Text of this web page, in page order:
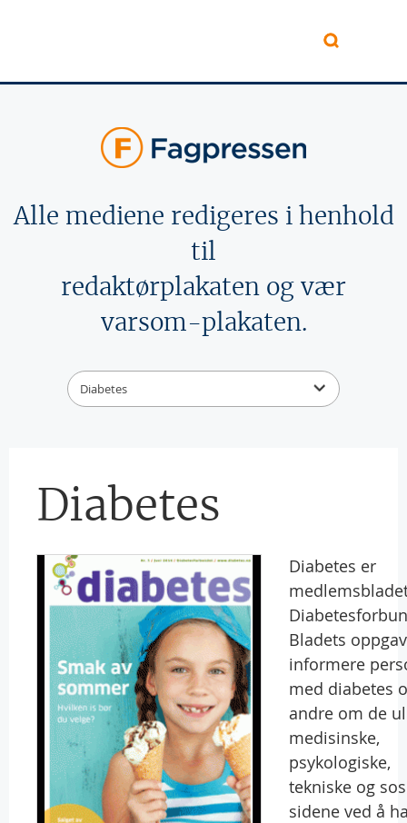
Alle mediene redigeres i henhold
til
redaktørplakaten og vær
varsom-plakaten.
Diabetes
Diabetes
Diabetes er
Bladets
informere
med diabetes
andre om de
medisinske,
psykologiske,
tekniske og
sidene ved å